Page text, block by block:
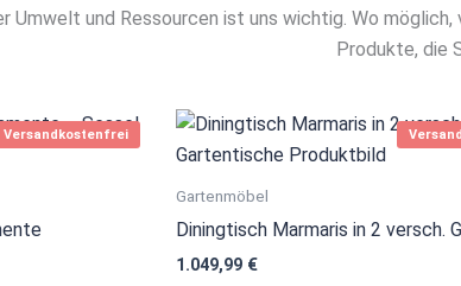
Umwelt und Ressourcen ist uns wichtig. Wo
Produkte, die
Versandkostenfrei
Gartenmöbel
Diningtisch Marmaris in 2 versch.
1.049,99 €
Dieses